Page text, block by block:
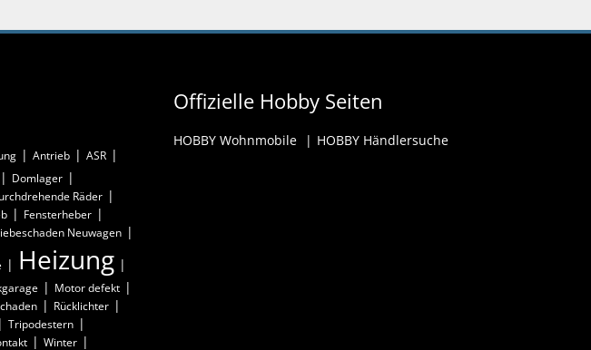
Antrieb
ASR
Domlager
Räder
Fensterheber
Neuwagen
Heizung
Motor defekt
Rücklichter
Tripodestern
Winter
Offizielle Hobby Seiten
HOBBY Wohnmobile HOBBY Händlersuche